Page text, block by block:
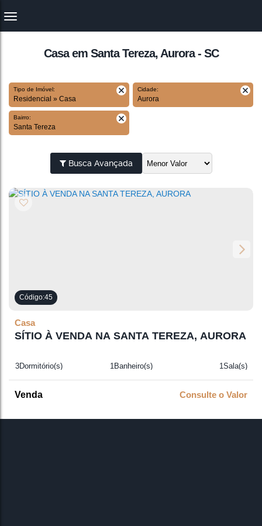
Casa em Santa Tereza, Aurora - SC
Tipo de Imóvel:
Residencial » Casa
Cidade:
Aurora
Bairro:
Santa Tereza
Busca Avançada
45
SÍTIO À VENDA NA SANTA TEREZA, AURORA
Casa
Consulte o Valor
3 Dormitório(s) 1 Banheiro(s) 1 Sala(s)